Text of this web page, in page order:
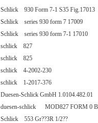
Schlick 930 Form 7-1 S35 Fig.17013
Schlick series 930 form 7 17009
Schlick series 930 form 7-1 17010
schlick 827
schlick 825
schlick 4-2002-230
schlick 1-2017-376
Duesen-Schlick GmbH 1.0104.482.01
duesen-schlick MOD827 FORM 0
Schlick 553 Gr??3R 1/2??